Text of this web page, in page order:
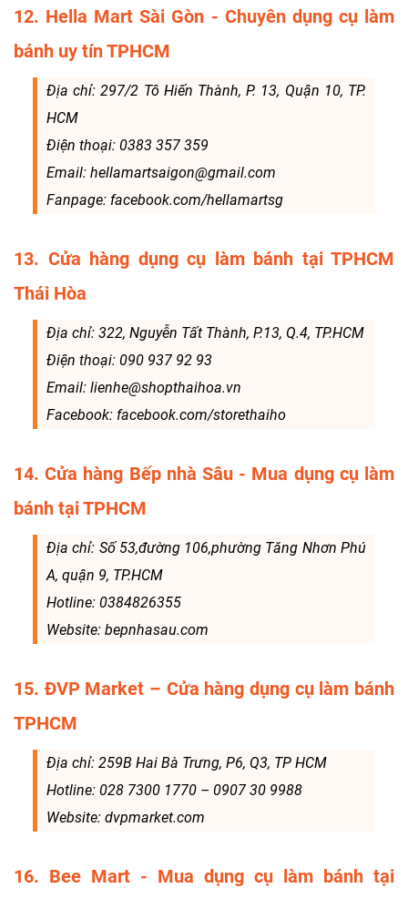
12. Hella Mart Sài Gòn - Chuyên dụng cụ làm
bánh uy tín TPHCM
Địa chỉ: 297/2 Tô Hiến Thành, P. 13, Quận 10, TP.
HCM
Điện thoại: 0383 357 359
Email: hellamartsaigon@gmail.com
Fanpage: facebook.com/hellamartsg
13. Cửa hàng dụng cụ làm bánh tại TPHCM
Thái Hòa
Địa chỉ: 322, Nguyễn Tất Thành, P.13, Q.4, TP.HCM
Điện thoại: 090 937 92 93
Email: lienhe@shopthaihoa.vn
Facebook: facebook.com/storethaiho
14. Cửa hàng Bếp nhà Sâu - Mua dụng cụ làm
bánh tại TPHCM
Địa chỉ: Số 53,đường 106,phường Tăng Nhơn Phú
A, quận 9, TP.HCM
Hotline: 0384826355
Website: bepnhasau.com
15. ĐVP Market – Cửa hàng dụng cụ làm bánh
TPHCM
Địa chỉ: 259B Hai Bà Trưng, P6, Q3, TP HCM
Hotline: 028 7300 1770 – 0907 30 9988
Website: dvpmarket.com
16. Bee Mart - Mua dụng cụ làm bánh tại